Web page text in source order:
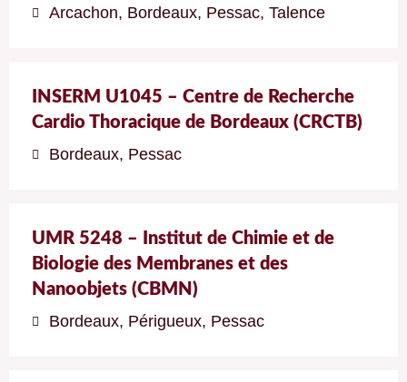
Arcachon, Bordeaux, Pessac, Talence
INSERM U1045 – Centre de Recherche
Cardio Thoracique de Bordeaux (CRCTB)
Bordeaux, Pessac
UMR 5248 – Institut de Chimie et de
Biologie des Membranes et des
Nanoobjets (CBMN)
Bordeaux, Périgueux, Pessac